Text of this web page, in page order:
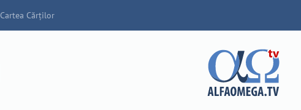
Cartea Cărților